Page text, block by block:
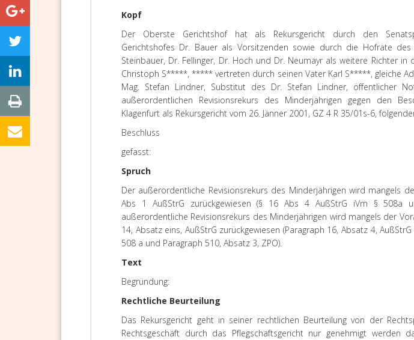
Kopf
Der Oberste Gerichtshof hat als Rekursgericht durch den
Gerichtshofes Dr. Bauer als Vorsitzenden sowie durch die Hofräte
Steinbauer, Dr. Fellinger, Dr. Hoch und Dr. Neumayr als weitere Richter in
Christoph S*****, ***** vertreten durch seinen Vater Karl S*****, gleiche
Mag. Stefan Lindner, Substitut des Dr. Stefan Lindner, öffentlicher
außerordentlichen Revisionsrekurs des Minderjährigen gegen den
Klagenfurt als Rekursgericht vom 26. Jänner 2001, GZ 4 R 35/01s-6,
Beschluss
gefasst:
Spruch
Der außerordentliche Revisionsrekurs des Minderjährigen wird mangels
Abs 1 AußStrG zurückgewiesen (§ 16 Abs 4 AußStrG iVm § 508a
außerordentliche Revisionsrekurs des Minderjährigen wird mangels der
14, Absatz eins, AußStrG zurückgewiesen (Paragraph 16, Absatz 4,
508 a und Paragraph 510, Absatz 3, ZPO).
Text
Begründung:
Rechtliche Beurteilung
Das Rekursgericht geht in seiner rechtlichen Beurteilung von der
Rechtsgeschäft durch das Pflegschaftsgericht nur genehmigt werden